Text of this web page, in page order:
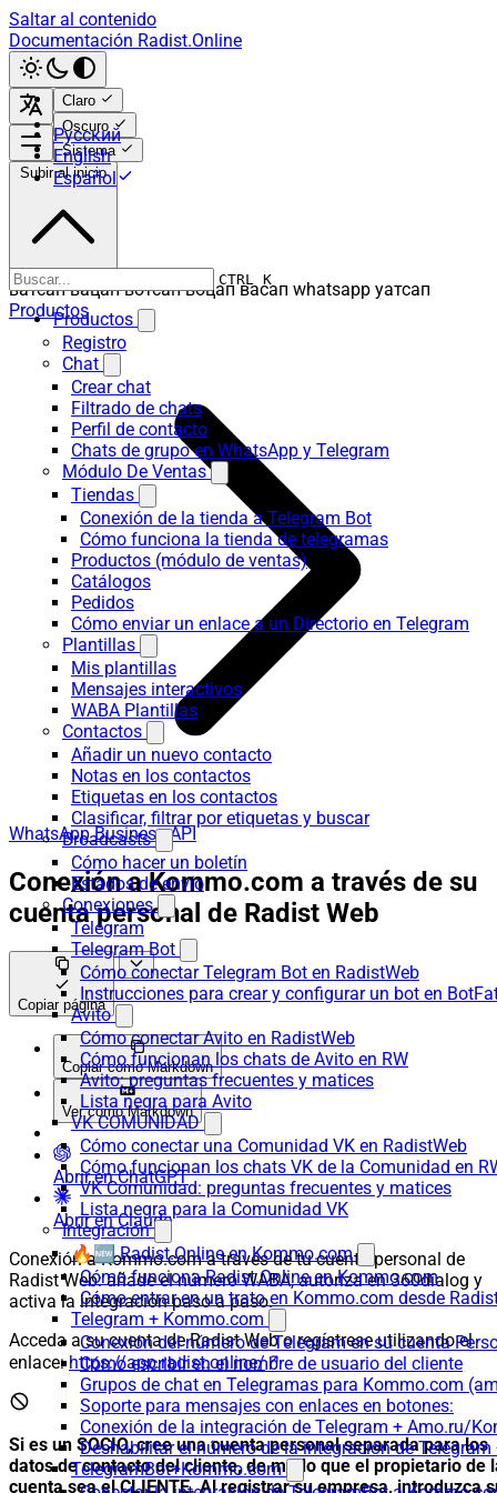
Saltar al contenido
Documentación Radist.Online
Claro
Oscuro
Sistema
Русский
English
Español
CTRL K
Productos
Registro
Chat
Crear chat
Filtrado de chats
Perfil de contacto
Chats de grupo en WhatsApp y Telegram
Módulo De Ventas
Tiendas
Conexión de la tienda a Telegram Bot
Cómo funciona la tienda de telegramas
Productos (módulo de ventas)
Catálogos
Pedidos
Cómo enviar un enlace a un Directorio en Telegram
Plantillas
Mis plantillas
Mensajes interactivos
WABA Plantillas
Contactos
Añadir un nuevo contacto
Notas en los contactos
Etiquetas en los contactos
Clasificar, filtrar por etiquetas y buscar
Broadcasts
Cómo hacer un boletín
Estados de envío
Conexiones
Telegram
Telegram Bot
Cómo conectar Telegram Bot en RadistWeb
Instrucciones para crear y configurar un bot en
Avito
Cómo conectar Avito en RadistWeb
Cómo funcionan los chats de Avito en RW
Avito: preguntas frecuentes y matices
Lista negra para Avito
VK COMUNIDAD
Cómo conectar una Comunidad VK en RadistWeb
Cómo funcionan los chats VK de la Comunidad en
VK Comunidad: preguntas frecuentes y matices
Lista negra para la Comunidad VK
Integración
🔥🆕 Radist.Online en Kommo.com
Cómo funciona Radist.Online en Kommo.com
Cómo entrar en un trato en Kommo.com desde
Telegram + Kommo.com
Conexión del número de Telegram en su cuenta
Cómo escribir en el nombre de usuario del cliente
Grupos de chat en Telegramas para Kommo.com
Soporte para mensajes con enlaces en botones:
Conexión de la integración de Telegram + Amo.ru/
Deshabilitar el número de la integración de
TelegramBot+Kommo.com
Subir al inicio
ватсап вацап вотсап воцап васап whatsapp уатсап
Productos
WhatsApp Business API
Conexión a Kommo.com a través de su
cuenta personal de Radist Web
Copiar página
Copiar como Markdown
Ver como Markdown
Abrir en ChatGPT
Abrir en Claude
Conexión a Kommo.com a través de tu cuenta personal de
Radist Web: añade el número WABA, autoriza en 360dialog y
activa la integración paso a paso.
Acceda a su cuenta de Radist Web o regístrese utilizando el
enlace:https://app.radist.online/
Si es un SOCIO, cree una cuenta personal separada para los
datos de contacto del cliente, de modo que el propietario de
cuenta sea el CLIENTE. Al registrar su empresa, introduzca